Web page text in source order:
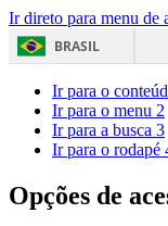
Ir direto para menu de
BRASIL
Ir para o
Ir para o menu 2
Ir para a busca 3
Ir para o rodapé
Opções de